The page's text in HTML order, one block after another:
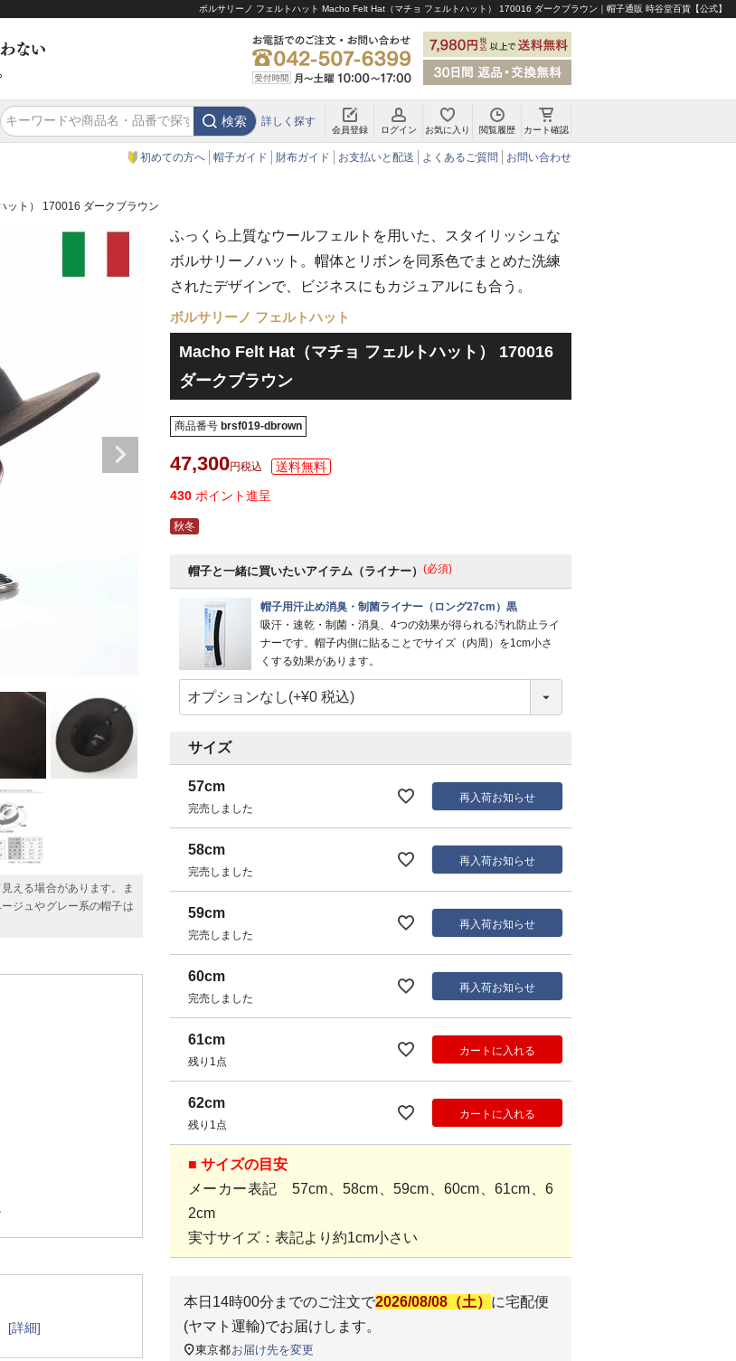
ボルサリーノ フェルトハット Macho Felt Hat（マチョ フェルトハット） 170016 ダークブラウン｜帽子通販 時谷堂百貨【公式】
検索 詳しく探す
会員登録 ログイン お気に入り 閲覧履歴 カート確認
初めての方へ 帽子ガイド 財布ガイド お支払いと配送 よくあるご質問 お問い合わせ
ット） 170016 ダークブラウン
える場合があります。ま
ジュやグレー系の帽子は
[詳細]
ふっくら上質なウールフェルトを用いた、スタイリッシュな
ボルサリーノハット。帽体とリボンを同系色でまとめた洗練
されたデザインで、ビジネスにもカジュアルにも合う。
ボルサリーノ フェルトハット
Macho Felt Hat（マチョ フェルトハット） 170016
ダークブラウン
商品番号 brsf019-dbrown
47,300 税込
430 ポイント進呈
秋冬
帽子と一緒に買いたいアイテム（ライナー） (必須)
帽子用汗止め消臭・制菌ライナー（ロング27cm）黒
吸汗・速乾・制菌・消臭、4つの効果が得られる汚れ防止ライ
ナーです。帽子内側に貼ることでサイズ（内周）を1cm小さ
くする効果があります。
サイズ
57cm
完売しました
再入荷お知らせ
58cm
完売しました
再入荷お知らせ
59cm
完売しました
再入荷お知らせ
60cm
完売しました
再入荷お知らせ
61cm
残り1点
カートに入れる
62cm
残り1点
カートに入れる
■ サイズの目安
メーカー表記 57cm、58cm、59cm、60cm、61cm、6
2cm
実寸サイズ：表記より約1cm小さい
本日 14時00分 までのご注文で2026/08/08（土） に宅配便
(ヤマト運輸)でお届けします。
東京都お届け先を変更